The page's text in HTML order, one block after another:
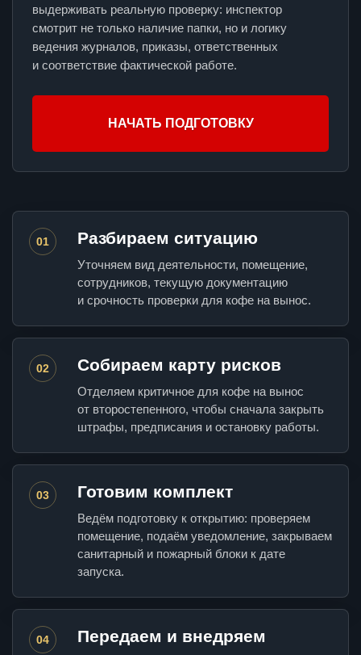
выдерживать реальную проверку: инспектор
смотрит не только наличие папки, но и логику
ведения журналов, приказы, ответственных
и соответствие фактической работе.
НАЧАТЬ ПОДГОТОВКУ
01 Разбираем ситуацию
Уточняем вид деятельности, помещение,
сотрудников, текущую документацию
и срочность проверки для кофе на вынос.
02 Собираем карту рисков
Отделяем критичное для кофе на вынос
от второстепенного, чтобы сначала закрыть
штрафы, предписания и остановку работы.
03 Готовим комплект
Ведём подготовку к открытию: проверяем
помещение, подаём уведомление, закрываем
санитарный и пожарный блоки к дате
запуска.
04 Передаем и внедряем